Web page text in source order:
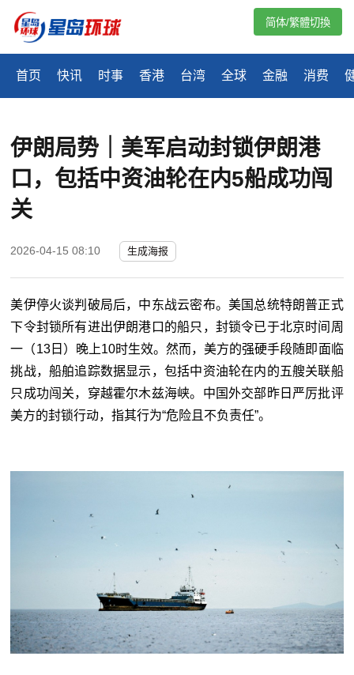
首页 快讯 时事 香港 台湾 全球 金融 消费
简体/繁體切換
伊朗局势｜美军启动封锁伊朗港
口，包括中资油轮在内5船成功闯
关
2026-04-15 08:10 生成海报
美伊停火谈判破局后，中东战云密布。美国总统特朗普正式
下令封锁所有进出伊朗港口的船只，封锁令已于北京时间周
一（13日）晚上10时生效。然而，美方的强硬手段随即面临
挑战，船舶追踪数据显示，包括中资油轮在内的五艘关联船
只成功闯关，穿越霍尔木兹海峡。中国外交部昨日严厉批评
美方的封锁行动，指其行为“危险且不负责任”。